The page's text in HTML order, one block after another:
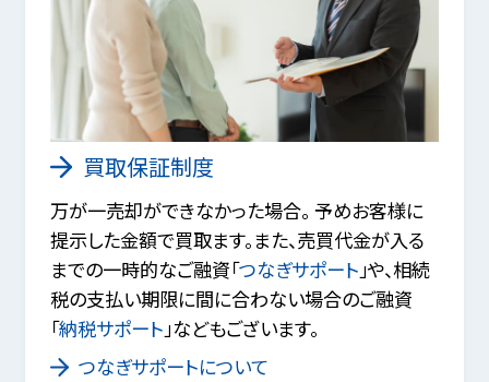
買取保証制度
万が一売却ができなかった場合。 予めお客様に
提示した金額で買取ます。また、売買代金が入る
までの一時的なご融資「つなぎサポート 」や、相続
税の支払い期限に間に合わない場合のご融資
「納税サポート 」などもございます。
つなぎサポートについて